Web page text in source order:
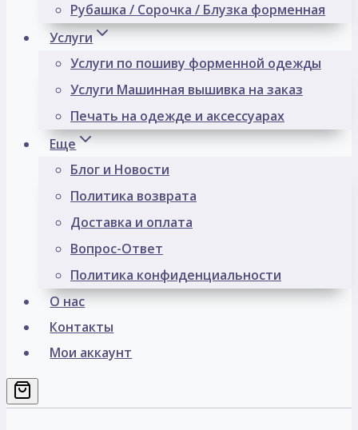
Рубашка / Сорочка / Блузка форменная
Услуги
Услуги по пошиву форменной одежды
Услуги Машинная вышивка на заказ
Печать на одежде и аксессуарах
Еще
Блог и Новости
Политика возврата
Доставка и оплата
Вопрос-Ответ
Политика конфиденциальности
О нас
Контакты
Мои аккаунт